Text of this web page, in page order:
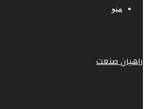
منو
راهیان صنعت